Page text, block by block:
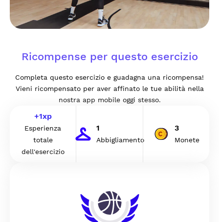
Ricompense per questo esercizio
Completa questo esercizio e guadagna una ricompensa!
Vieni ricompensato per aver affinato le tue abilità nella
nostra app mobile oggi stesso.
+1xp
Esperienza
totale
dell'esercizio
1
Abbigliamento
3
Monete